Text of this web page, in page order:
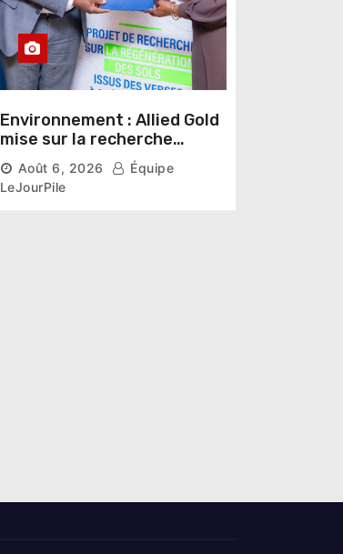
Environnement : Allied Gold
mise sur la recherche
scientifique pour restaurer
les sols de ses sites miniers
Août 6, 2026
Équipe
LeJourPile